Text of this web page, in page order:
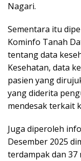
Nagari.
Sementara itu
Kominfo Tanah
tentang data
Kesehatan, data
pasien yang
yang diderita
mendesak terkait
Juga diperoleh
Desember 2025
terdampak dan